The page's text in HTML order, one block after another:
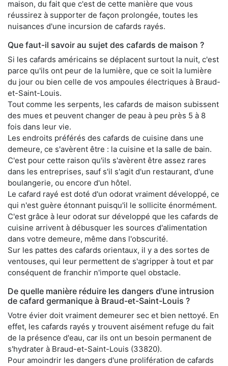
maison, du fait que c'est de cette manière que vous
réussirez à supporter de façon prolongée, toutes les
nuisances d'une incursion de cafards rayés.
Que faut-il savoir au sujet des cafards de maison ?
Si les cafards américains se déplacent surtout la nuit, c'est
parce qu'ils ont peur de la lumière, que ce soit la lumière
du jour ou bien celle de vos ampoules électriques à Braud-
et-Saint-Louis.
Tout comme les serpents, les cafards de maison subissent
des mues et peuvent changer de peau à peu près 5 à 8
fois dans leur vie.
Les endroits préférés des cafards de cuisine dans une
demeure, ce s'avèrent être : la cuisine et la salle de bain.
C'est pour cette raison qu'ils s'avèrent être assez rares
dans les entreprises, sauf s'il s'agit d'un restaurant, d'une
boulangerie, ou encore d'un hôtel.
Le cafard rayé est doté d'un odorat vraiment développé, ce
qui n'est guère étonnant puisqu'il le sollicite énormément.
C'est grâce à leur odorat sur développé que les cafards de
cuisine arrivent à débusquer les sources d'alimentation
dans votre demeure, même dans l'obscurité.
Sur les pattes des cafards orientaux, il y a des sortes de
ventouses, qui leur permettent de s'agripper à tout et par
conséquent de franchir n'importe quel obstacle.
De quelle manière réduire les dangers d'une intrusion
de cafard germanique à Braud-et-Saint-Louis ?
Votre évier doit vraiment demeurer sec et bien nettoyé. En
effet, les cafards rayés y trouvent aisément refuge du fait
de la présence d'eau, car ils ont un besoin permanent de
s'hydrater à Braud-et-Saint-Louis (33820).
Pour amoindrir les dangers d'une prolifération de cafards